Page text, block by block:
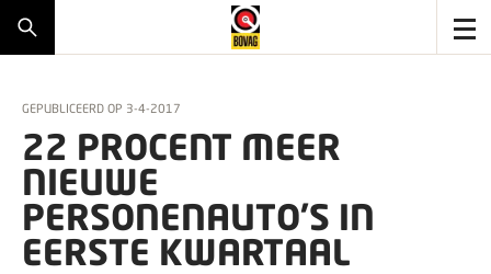
GEPUBLICEERD OP 3-4-2017
22 PROCENT MEER
NIEUWE
PERSONENAUTO’S IN
EERSTE KWARTAAL